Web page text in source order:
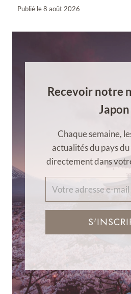
Publié le8 août 2026
Recevoir notre
Japon
Chaque semaine,
actualités du pays
directement dans